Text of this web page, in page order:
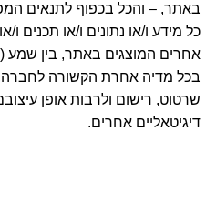
באתר, – והכל בכפוף לתנאים
כל מידע ו/או נתונים ו/או תכנים
אחרים המוצגים באתר, בין שמע
בכל מדיה אחרת הקשורה לחברה,
שרטוט, רישום ולרבות אופן
דיגיטאליים אחרים.